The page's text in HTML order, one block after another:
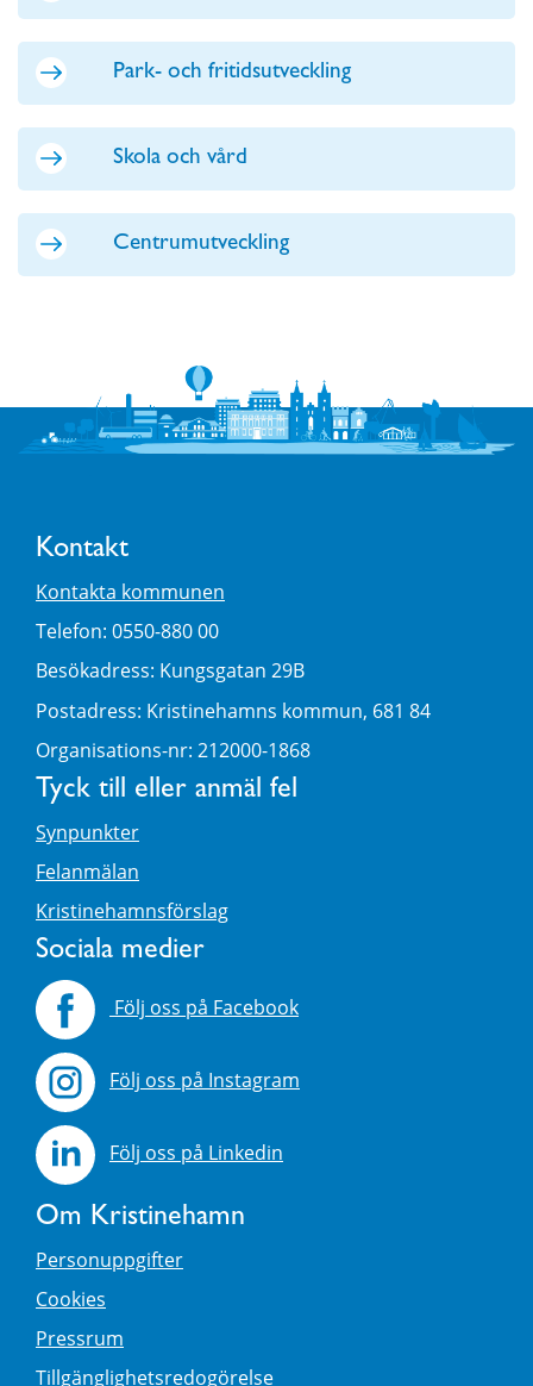
Park- och fritidsutveckling
Skola och vård
Centrumutveckling
Kontakt
Kontakta kommunen
Telefon: 0550-880 00
Besökadress: Kungsgatan 29B
Postadress: Kristinehamns kommun, 681 84
Organisations-nr: 212000-1868
Tyck till eller anmäl fel
Synpunkter
Felanmälan
Kristinehamnsförslag
Sociala medier
Följ oss på Facebook
Följ oss på Instagram
Följ oss på Linkedin
Om Kristinehamn
Personuppgifter
Cookies
Pressrum
Tillgänglighetsredogörelse